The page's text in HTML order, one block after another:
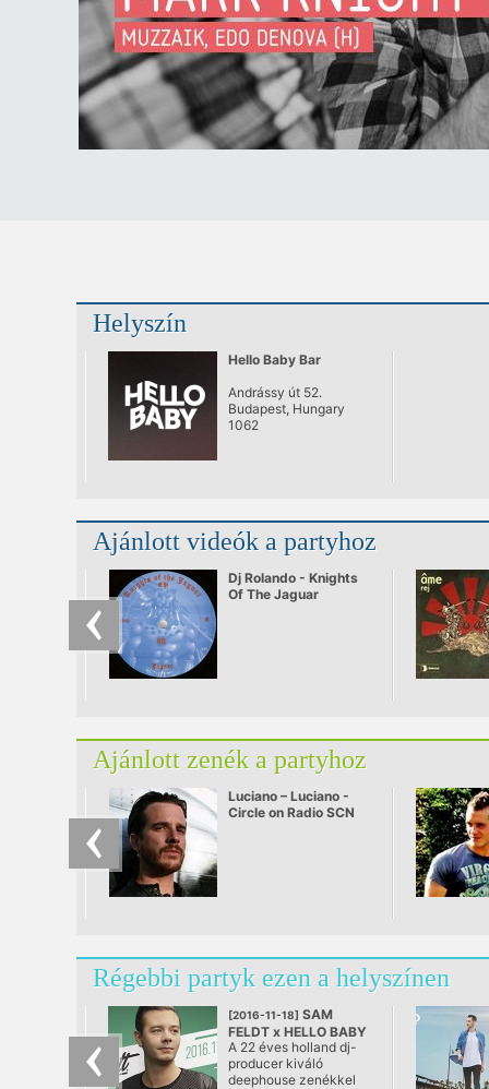
Helyszín
Hello Baby Bar
Andrássy út 52.
Budapest, Hungary
1062
Ajánlott videók a partyhoz
Dj Rolando - Knights
Of The Jaguar
Ajánlott zenék a partyhoz
Luciano – Luciano -
Circle on Radio SCN
Régebbi partyk ezen a helyszínen
[2016-11-18] SAM
FELDT x HELLO BABY
@ Hello Baby Bar
A 22 éves holland dj-
producer kiváló
deephouse zenékkel